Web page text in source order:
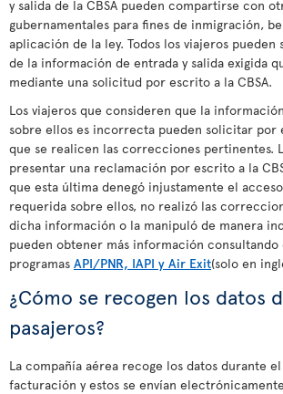
y salida de la CBSA pueden compartirse con
gubernamentales para fines de inmigración,
aplicación de la ley. Todos los viajeros
de la información de entrada y salida exigida
mediante una solicitud por escrito a la CBSA.
Los viajeros que consideren que la
sobre ellos es incorrecta pueden solicitar por
que se realicen las correcciones pertinentes.
presentar una reclamación por escrito a la
que esta última denegó injustamente el
requerida sobre ellos, no realizó las
dicha información o la manipuló de manera
pueden obtener más información
programas API/PNR, IAPI y Air Exit(solo en
¿Cómo se recogen los datos
pasajeros?
La compañía aérea recoge los datos durante
facturación y estos se envían